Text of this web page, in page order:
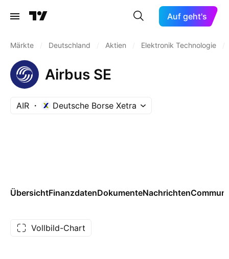
Auf geht's
Märkte Deutschland Aktien Elektronik Technologie
Airbus SE
AIR Deutsche Borse Xetra
ÜbersichtFinanzdatenDokumenteNachrichten
Vollbild-Chart